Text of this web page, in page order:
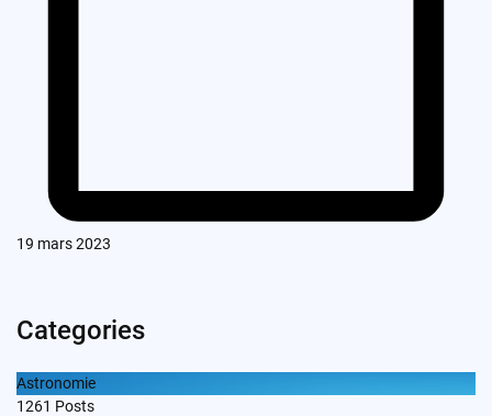
19 mars 2023
Categories
Astronomie
1261 Posts